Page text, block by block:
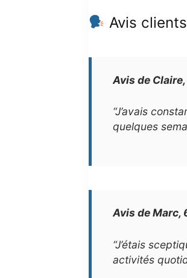
Avis
Avis de
“J’avais
quelques
Avis de Marc,
“J’étais
activités